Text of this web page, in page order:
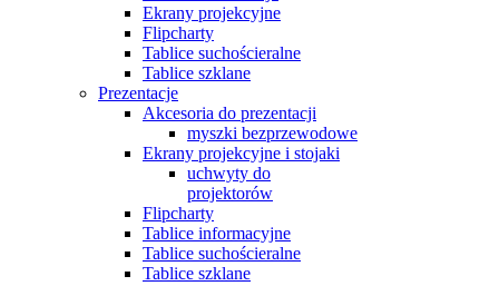
Ekrany projekcyjne
Flipcharty
Tablice suchościeralne
Tablice szklane
Prezentacje
Akcesoria do prezentacji
myszki bezprzewodowe
Ekrany projekcyjne i stojaki
uchwyty do
projektorów
Flipcharty
Tablice informacyjne
Tablice suchościeralne
Tablice szklane